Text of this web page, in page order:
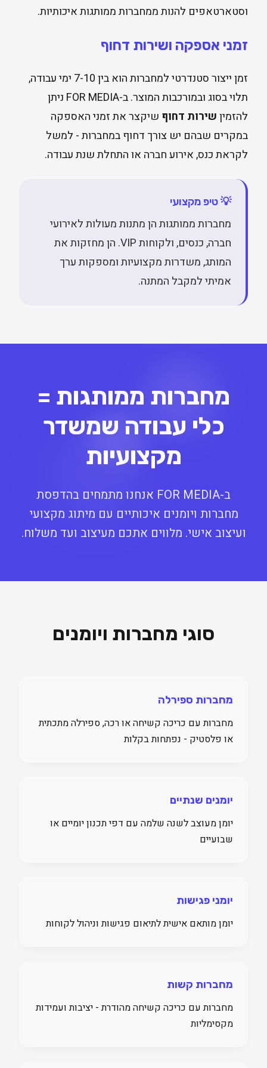
וסטארטאפים להנות ממחברות ממותגות איכותיות.
זמני אספקה ושירות דחוף
זמן ייצור סטנדרטי למחברות הוא בין 7-10 ימי עבודה,
תלוי בסוג ובמורכבות המוצר. ב-FOR MEDIA ניתן
להזמיןשירות דחוף שיקצר את זמני האספקה
במקרים שבהם יש צורך דחוף במחברות - למשל
לקראת כנס, אירוע חברה או התחלת שנת עבודה.
💡 טיפ מקצועי
מחברות ממותגות הן מתנות מעולות לאירועי
חברה, כנסים, ולקוחות VIP. הן מחזקות את
המותג, משדרות מקצועיות ומספקות ערך
אמיתי למקבל המתנה.
מחברות ממותגות =
כלי עבודה שמשדר
מקצועיות
ב-FOR MEDIA אנחנו מתמחים בהדפסת
מחברות ויומנים איכותיים עם מיתוג מקצועי
ועיצוב אישי. מלווים אתכם מעיצוב ועד משלוח.
סוגי מחברות ויומנים
מחברות ספירלה
מחברות עם כריכה קשיחה או רכה, ספירלה מתכתית
או פלסטיק - נפתחות בקלות
יומנים שנתיים
יומן מעוצב לשנה שלמה עם דפי תכנון יומיים או
שבועיים
יומני פגישות
יומן מותאם אישית לתיאום פגישות וניהול לקוחות
מחברות קשות
מחברות עם כריכה קשיחה מהודרת - יציבות ועמידות
מקסימליות